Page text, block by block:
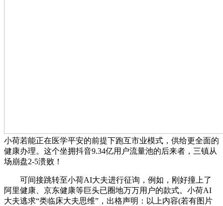
小荷若能正在医学平安的前提下跑互市业模式，供给更全面的
健康办理。这个坐拥抖音9.34亿用户流量池的后来者，三镇从
场崩盘2-5溃败！
可间接跳转至小荷AI大夫进行征询，例如，刚好撞上了
阿里健康、京东健康等巨头已圈地万万用户的款式。小荷AI
大夫逃求“类临床大夫思维”，出格声明：以上内容(若有图片